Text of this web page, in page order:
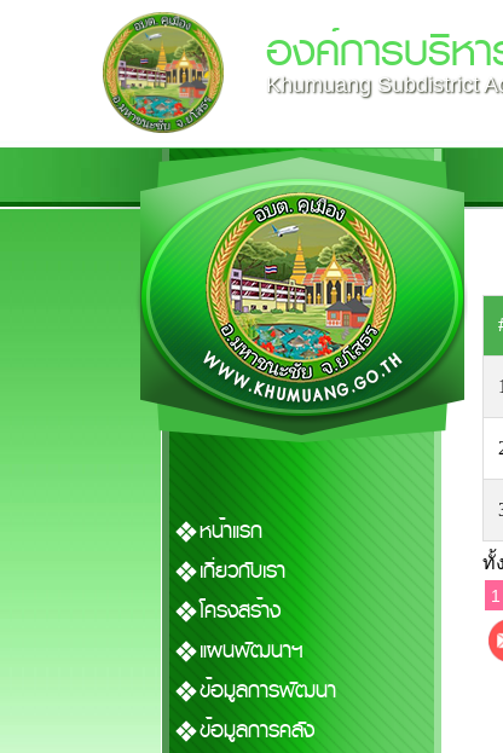
องค์การบริห
Khumuang Subdistrict
หน้าแรก
เกี่ยวกับเรา
โครงสร้าง
แผนพัฒนาฯ
ข้อมูลการพัฒนา
ข้อมูลการคลัง
1
ทั้
1